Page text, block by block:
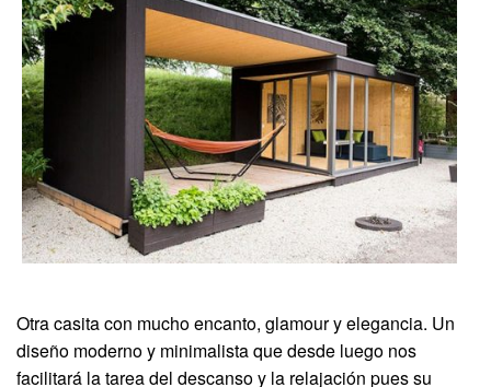
Otra casita con mucho encanto, glamour y elegancia. Un
diseño moderno y minimalista que desde luego nos
facilitará la tarea del descanso y la relajación pues su